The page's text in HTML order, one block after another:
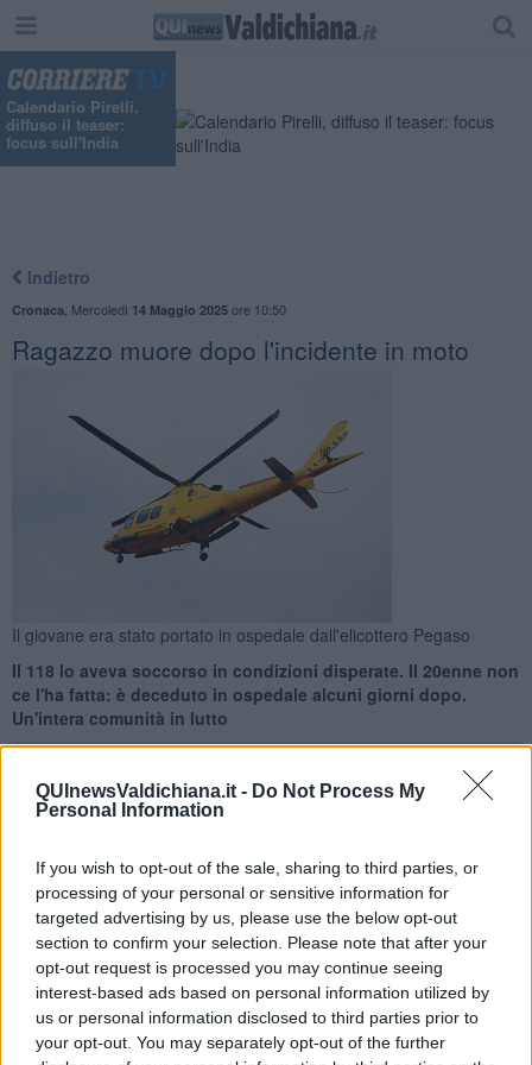
QUInewsValdichiana.it - Do Not Process My
Personal Information
If you wish to opt-out of the sale, sharing to third parties, or
processing of your personal or sensitive information for
targeted advertising by us, please use the below opt-out
section to confirm your selection. Please note that after your
opt-out request is processed you may continue seeing
interest-based ads based on personal information utilized by
us or personal information disclosed to third parties prior to
your opt-out. You may separately opt-out of the further
Calendario Pirelli,
diffuso il teaser:
focus sull'India
Indietro
Cronaca Mercoledì 14 Maggio 2025ore 10:50
Ragazzo muore dopo l'incidente in moto
Il giovane era stato portato in ospedale dall'elicottero Pegaso
Il 118 lo aveva soccorso in condizioni disperate. Il 20enne non
ce l'ha fatta: è deceduto in ospedale alcuni giorni dopo.
Un'intera comunità in lutto
MONTEPULCIANO —Era il25 Aprile: il 118 era intervenuto a
Torrita di Siena per soccorrere un ragazzo di 20 anni coinvolto
in un incidente in moto. Era gravissimo, e i sanitari lo avevano
condotto con l'elicottero Pegaso all'ospedale delle Scotte a Siena in
condizioni disperate.
Lì il giovane centauro, di Montepulciano, non ce l'ha fatta: è morto
dopo giorni di agonia. I suoi funerali sono stati celebrati domenica
scorsa. La sua intera comunità ha espresso il lutto sui social. Il